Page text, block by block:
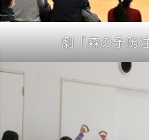
劇「森の予防